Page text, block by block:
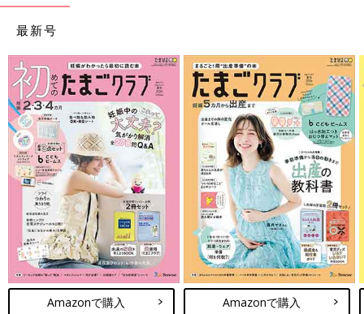
新作のフェイクレザーミニスコート（1,990円）に
最新号
Amazonで購入 Amazonで購入